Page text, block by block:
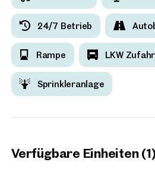
24/7 Betrieb
Rampe LKW
Sprinkleranlage
Verfügbare Einheiten